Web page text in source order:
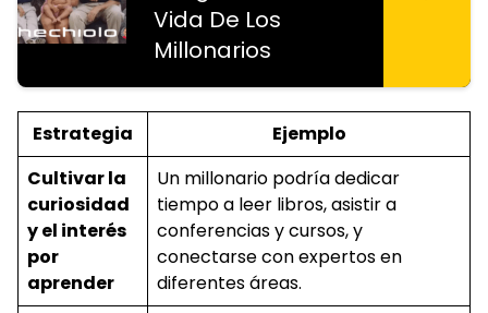
Vida De Los
Millonarios
Estrategia
Ejemplo
Cultivar la
curiosidad
y el interés
por
aprender
Un millonario podría dedicar
tiempo a leer libros, asistir a
conferencias y cursos, y
conectarse con expertos en
diferentes áreas.